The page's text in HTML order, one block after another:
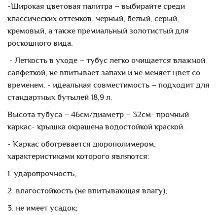
-Широкая цветовая палитра – выбирайте среди
классических оттенков: черный, белый, серый,
кремовый, а также премиальный золотистый для
роскошного вида.
- Легкость в уходе – тубус легко очищается влажной
салфеткой, не впитывает запахи и не меняет цвет со
временем. - идеальная совместимость – подходит для
стандартных бутылей 18,9 л.
Высота тубуса – 46см/диаметр – 32см- прочный
каркас- крышка окрашена водостойкой краской.
- Каркас обогревается дюрополимером,
характеристиками которого являются:
1. ударопрочность;
2. влагостойкость (не впитывающая влагу);
3. не имеет усадок;